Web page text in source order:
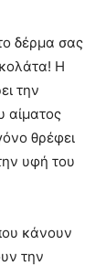
δέρμα σας
Η
την
αίματος
θρέφει
υφή του
κάνoυν
την